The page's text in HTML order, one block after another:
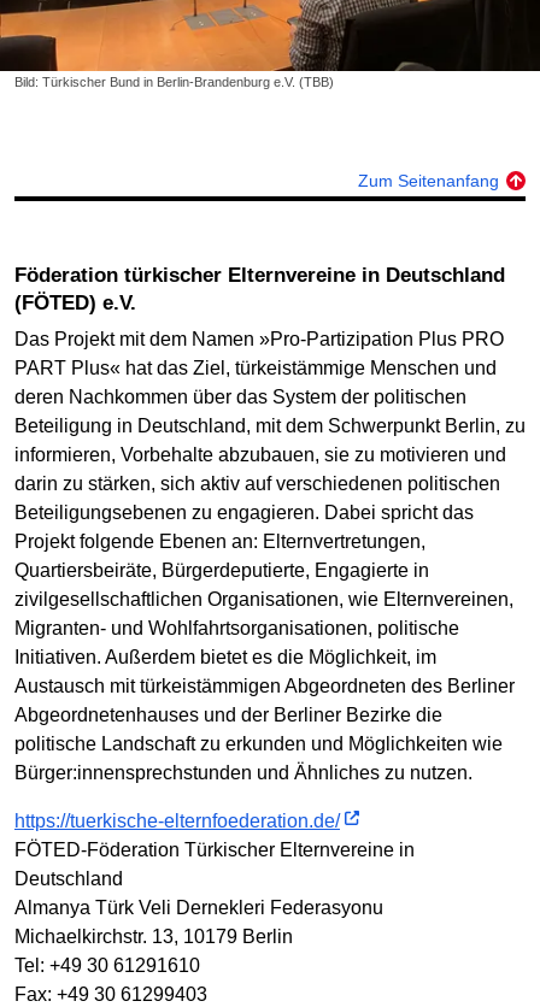
Bild: Türkischer Bund in Berlin-Brandenburg e.V. (TBB)
Zum Seitenanfang
Föderation türkischer Elternvereine in Deutschland
(FÖTED) e.V.
Das Projekt mit dem Namen »Pro-Partizipation Plus PRO
PART Plus« hat das Ziel, türkeistämmige Menschen und
deren Nachkommen über das System der politischen
Beteiligung in Deutschland, mit dem Schwerpunkt Berlin, zu
informieren, Vorbehalte abzubauen, sie zu motivieren und
darin zu stärken, sich aktiv auf verschiedenen politischen
Beteiligungsebenen zu engagieren. Dabei spricht das
Projekt folgende Ebenen an: Elternvertretungen,
Quartiersbeiräte, Bürgerdeputierte, Engagierte in
zivilgesellschaftlichen Organisationen, wie Elternvereinen,
Migranten- und Wohlfahrtsorganisationen, politische
Initiativen. Außerdem bietet es die Möglichkeit, im
Austausch mit türkeistämmigen Abgeordneten des Berliner
Abgeordnetenhauses und der Berliner Bezirke die
politische Landschaft zu erkunden und Möglichkeiten wie
Bürger:innensprechstunden und Ähnliches zu nutzen.
https://tuerkische-elternfoederation.de/
FÖTED-Föderation Türkischer Elternvereine in
Deutschland
Almanya Türk Veli Dernekleri Federasyonu
Michaelkirchstr. 13, 10179 Berlin
Tel: +49 30 61291610
Fax: +49 30 61299403